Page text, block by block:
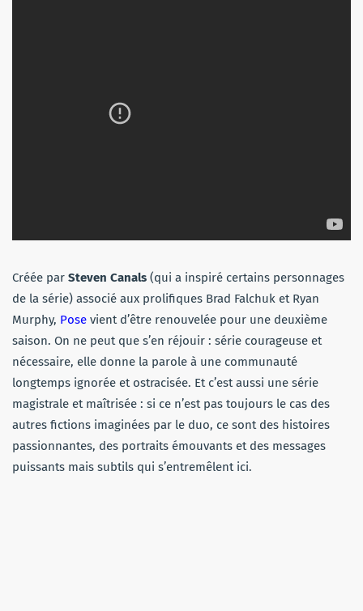
Créée par Steven Canals (qui a inspiré certains personnages
de la série) associé aux prolifiques Brad Falchuk et Ryan
Murphy, Pose vient d’être renouvelée pour une deuxième
saison. On ne peut que s’en réjouir : série courageuse et
nécessaire, elle donne la parole à une communauté
longtemps ignorée et ostracisée. Et c’est aussi une série
magistrale et maîtrisée : si ce n’est pas toujours le cas des
autres fictions imaginées par le duo, ce sont des histoires
passionnantes, des portraits émouvants et des messages
puissants mais subtils qui s’entremêlent ici.